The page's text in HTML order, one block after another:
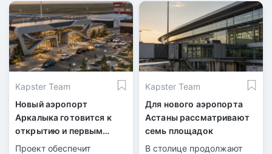
Kapster Team
Новый аэропорт
Аркалыка готовится к
открытию и первым
рейсам
Проект обеспечит
Kapster Team
Для нового аэропорта
Астаны рассматривают
семь площадок
В столице продолжают